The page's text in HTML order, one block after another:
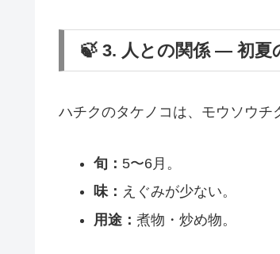
🍃 3. 人との関係 ― 初夏
ハチクのタケノコは、モウソウチ
旬： 5〜6月。
味： えぐみが少ない。
用途： 煮物・炒め物。